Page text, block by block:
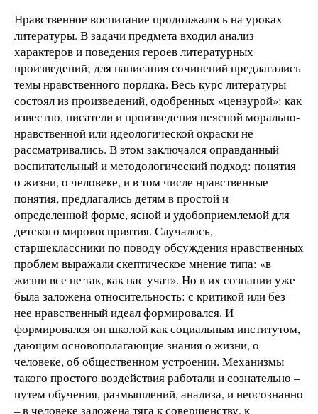
Нравственное воспитание продолжалось на уроках
литературы. В задачи предмета входил анализ
характеров и поведения героев литературных
произведений; для написания сочинений предлагались
темы нравственного порядка. Весь курс литературы
состоял из произведений, одобренных «цензурой»: как
известно, писатели и произведения неясной морально-
нравственной или идеологической окраски не
рассматривались. В этом заключался оправданный
воспитательный и методологический подход: понятия
о жизни, о человеке, и в том числе нравственные
понятия, предлагались детям в простой и
определенной форме, ясной и удобоприемлемой для
детского мировосприятия. Случалось,
старшеклассники по поводу обсуждения нравственных
проблем выражали скептическое мнение типа: «в
жизни все не так, как нас учат». Но в их сознании уже
была заложена относительность: с критикой или без
нее нравственный идеал формировался. И
формировался он школой как социальным институтом,
дающим основополагающие знания о жизни, о
человеке, об общественном устроении. Механизмы
такого простого воздействия работали и сознательно –
путем обучения, размышлений, анализа, и неосознанно
– в человеке заложена тяга к совершенству, к